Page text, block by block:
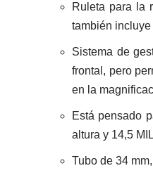
Ruleta para la
también
Sistema de
frontal, pero
en la
Está pensado
altura y 14,5
Tubo de 34